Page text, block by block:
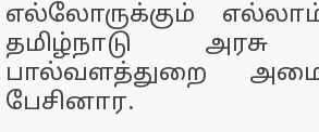
எல்லோருக்கும்
தமிழ்நாடு அரசு
பால்வளத்துறை
பேசினார.